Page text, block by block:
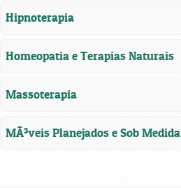
Hipnoterapia
Homeopatia e Terapias Naturais
Massoterapia
MÃ³veis Planejados e Sob Medida